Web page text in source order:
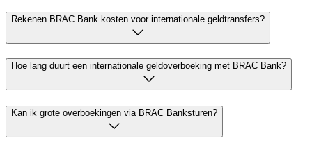
Rekenen BRAC Bank kosten voor internationale geldtransfers?
Hoe lang duurt een internationale geldoverboeking met BRAC Bank?
Kan ik grote overboekingen via BRAC Banksturen?